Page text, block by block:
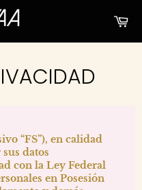
“FS”), en calidad
datos
con la Ley Federal
en Posesión